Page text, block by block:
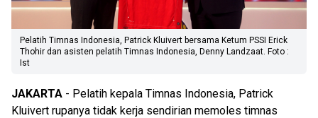
Pelatih Timnas Indonesia, Patrick Kluivert bersama Ketum PSSI Erick
Thohir dan asisten pelatih Timnas Indonesia, Denny Landzaat. Foto :
Ist
JAKARTA - Pelatih kepala Timnas Indonesia, Patrick
Kluivert rupanya tidak kerja sendirian memoles timnas